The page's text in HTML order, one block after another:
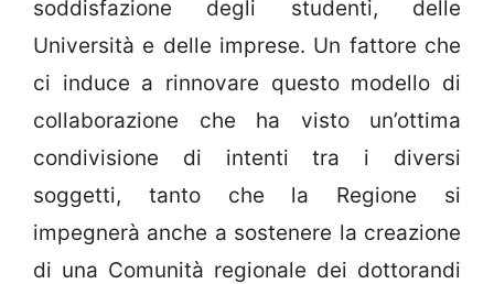
soddisfazione degli studenti, delle
Università e delle imprese. Un fattore che
ci induce a rinnovare questo modello di
collaborazione che ha visto un’ottima
condivisione di intenti tra i diversi
soggetti, tanto che la Regione si
impegnerà anche a sostenere la creazione
di una Comunità regionale dei dottorandi